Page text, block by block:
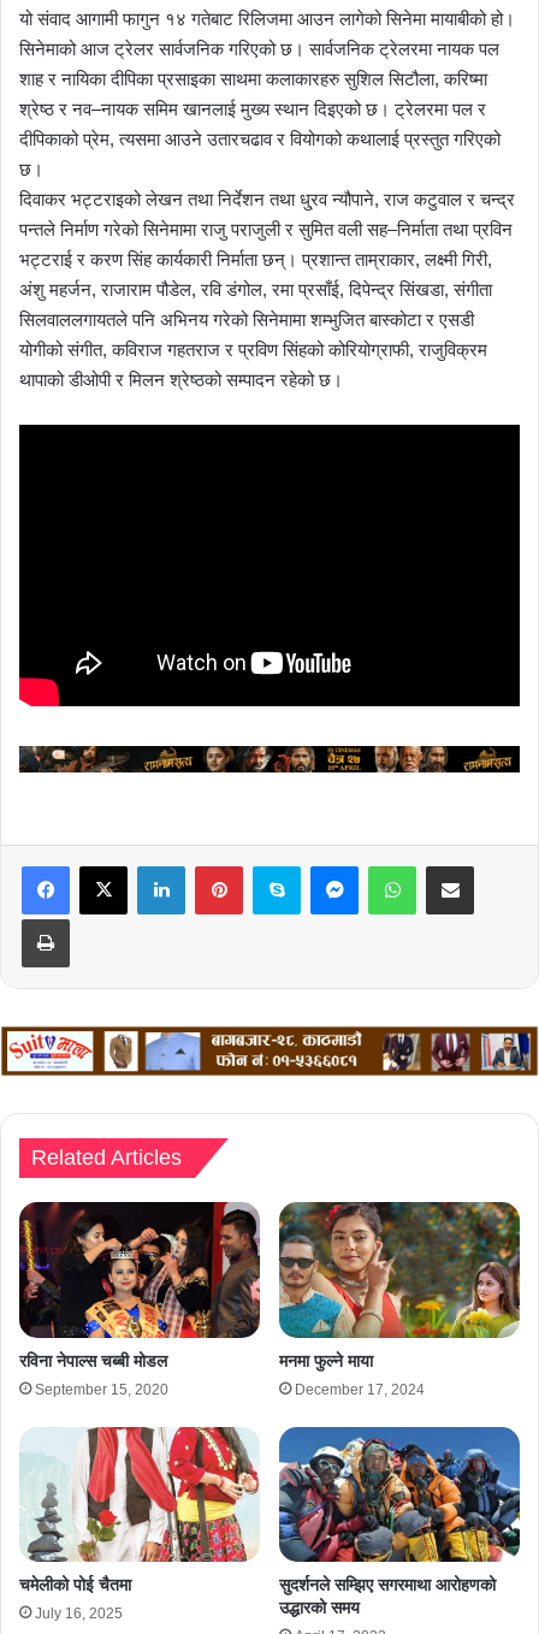
यो संवाद आगामी फागुन १४ गतेबाट रिलिजमा आउन लागेको सिनेमा मायाबीको हो।
सिनेमाको आज ट्रेलर सार्वजनिक गरिएको छ। सार्वजनिक ट्रेलरमा नायक पल
शाह र नायिका दीपिका प्रसाइका साथमा कलाकारहरु सुशिल सिटौला, करिष्मा
श्रेष्ठ र नव–नायक समिम खानलाई मुख्य स्थान दिइएको छ। ट्रेलरमा पल र
दीपिकाको प्रेम, त्यसमा आउने उतारचढाव र वियोगको कथालाई प्रस्तुत गरिएको
छ।
दिवाकर भट्टराइको लेखन तथा निर्देशन तथा धु्रव न्यौपाने, राज कटुवाल र चन्द्र
पन्तले निर्माण गरेको सिनेमामा राजु पराजुली र सुमित वली सह–निर्माता तथा प्रविन
भट्टराई र करण सिंह कार्यकारी निर्माता छन्। प्रशान्त ताम्राकार, लक्ष्मी गिरी,
अंशु महर्जन, राजाराम पौडेल, रवि डंगोल, रमा प्रसाँई, दिपेन्द्र सिंखडा, संगीता
सिलवाललगायतले पनि अभिनय गरेको सिनेमामा शम्भुजित बास्कोटा र एसडी
योगीको संगीत, कविराज गहतराज र प्रविण सिंहको कोरियोग्राफी, राजुविक्रम
थापाको डीओपी र मिलन श्रेष्ठको सम्पादन रहेको छ।
LinkedInPinterestSkype MessengerWhatsAppShare via Email
Print
Related Articles
रविना नेपाल्स चब्बी मोडल
September 15, 2020
मनमा फुल्ने माया
December 17, 2024
चमेलीको पोई चैतमा
July 16, 2025
सुदर्शनले सम्झिए सगरमाथा आरोहणको
उद्धारको समय